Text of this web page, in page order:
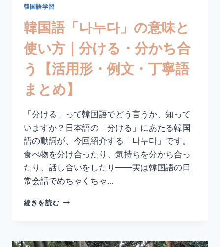
形・
例
文・
丁
寧
語
ま
と
韓国語学習
韓国語「나누다」の意味と
使い方｜分ける・分かち合
う【活用形・例文・丁寧語
まとめ】
「分ける」って韓国語でどう言うか、知って
いますか？日本語の「分ける」にあたる韓国
語の動詞が、今回紹介する「나누다」です。
食べ物を分け合ったり、気持ちを分かち合っ
たり、話し合いをしたり——実は韓国語の日
常会話でめちゃくちゃ…
続きを読む韓
누